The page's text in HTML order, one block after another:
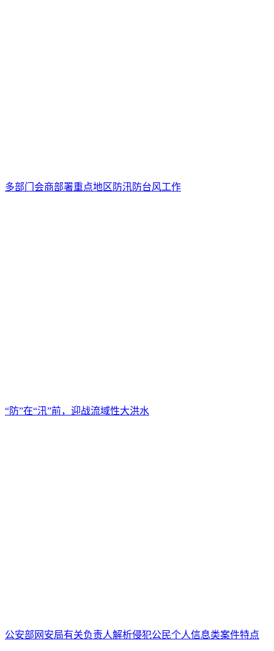
多部门会商部署重点地区防汛防台风工作
“防”在“汛”前，迎战流域性大洪水
公安部网安局有关负责人解析侵犯公民个人信息类案件特点